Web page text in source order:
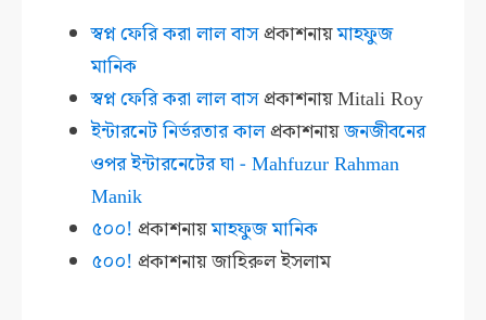
স্বপ্ন ফেরি করা লাল বাসপ্রকাশনায়মাহফুজ
মানিক
স্বপ্ন ফেরি করা লাল বাসপ্রকাশনায়Mitali Roy
ইন্টারনেট নির্ভরতার কালপ্রকাশনায়জনজীবনের
ওপর ইন্টারনেটের ঘা - Mahfuzur Rahman
Manik
৫০০! প্রকাশনায়মাহফুজ মানিক
৫০০! প্রকাশনায়জাহিরুল ইসলাম